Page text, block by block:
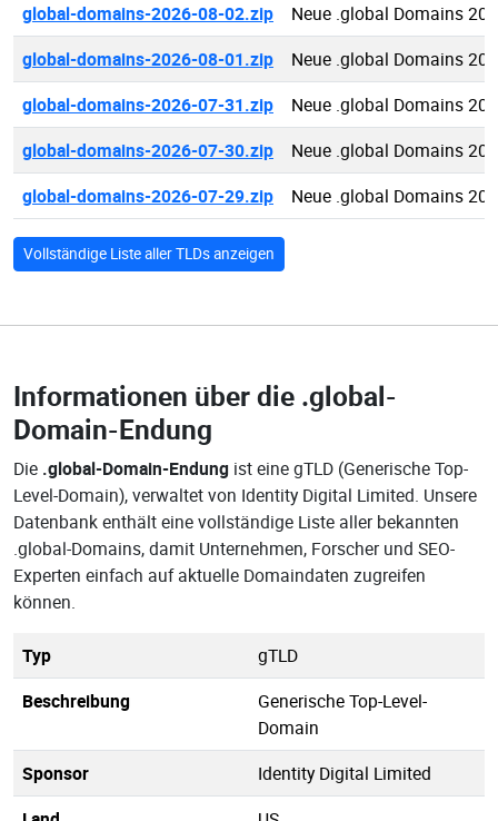
global-domains-2026-08-02.zip
Neue .global Domains
global-domains-2026-08-01.zip
Neue .global Domains
global-domains-2026-07-31.zip
Neue .global Domains
global-domains-2026-07-30.zip
Neue .global Domains
global-domains-2026-07-29.zip
Neue .global Domains
Vollständige Liste aller TLDs anzeigen
Informationen über die .global-
Domain-Endung
Die .global-Domain-Endung ist eine gTLD (Generische Top-
Level-Domain), verwaltet von Identity Digital Limited. Unsere
Datenbank enthält eine vollständige Liste aller bekannten
.global-Domains, damit Unternehmen, Forscher und SEO-
Experten einfach auf aktuelle Domaindaten zugreifen
können.
Typ
gTLD
Beschreibung
Generische Top-Level-
Domain
Sponsor
Identity Digital Limited